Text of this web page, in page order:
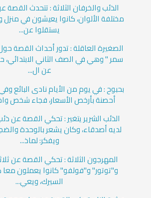
الذئب والخرفان الثلاثة : تتحدث القصة
مختلفة الألوان، كانوا يعيشون في منزل
يستقلوا عن...
الصغيرة العاقلة : تدور أحداث القصة
سمر " وهي في الصف الثاني الابتدائي،
عن ال...
بحبوح : في يوم من الأيام نادى البائع
أحصنة بأرخص الأسعار، فجاء شخص
الذئب الشرير يتغير : تحكي القصة عن
لديه أصدقاء، وكان يشعر بالوحدة
ويفكر: لماذ...
المهرجون الثلاثة : تحكي القصة عن
و"توتور" و"فولفو" كانوا يعملون
السيرك، ويعي...